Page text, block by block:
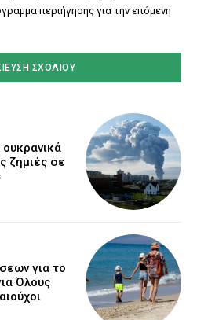
περιήγησης για την επόμενη
ζημιές σε
για το
Όλους